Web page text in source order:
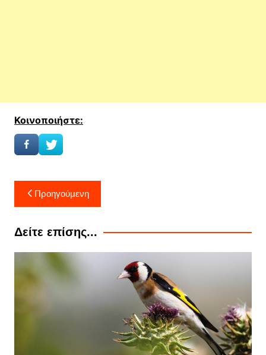
Κοινοποιήστε:
Πλοήγηση
άρθρων
Προηγούμενη
Δείτε επίσης...